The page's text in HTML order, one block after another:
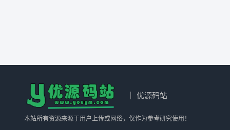
｜ 优源码站
本站所有资源来源于用户上传或网络，仅作为参考研究使用！